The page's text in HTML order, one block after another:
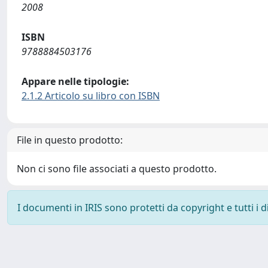
2008
ISBN
9788884503176
Appare nelle tipologie:
2.1.2 Articolo su libro con ISBN
File in questo prodotto:
Non ci sono file associati a questo prodotto.
I documenti in IRIS sono protetti da copyright e tutti i